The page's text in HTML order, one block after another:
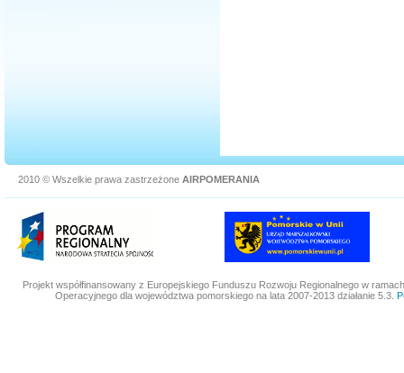
2010 © Wszelkie prawa zastrzeżone AIRPOMERANIA
Projekt współfinansowany z Europejskiego Funduszu Rozwoju Regionalnego w
Operacyjnego dla województwa pomorskiego na lata 2007-2013 działanie 5.3.